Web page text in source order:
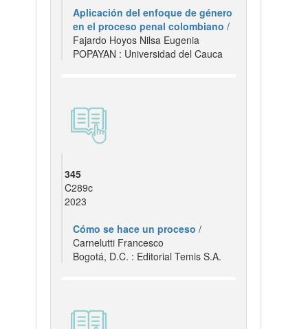
Aplicación del enfoque de género
en el proceso penal colombiano /
Fajardo Hoyos Nilsa Eugenia
POPAYAN : Universidad del Cauca
345
C289c
2023
Cómo se hace un proceso /
Carnelutti Francesco
Bogotá, D.C. : Editorial Temis S.A.